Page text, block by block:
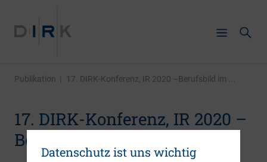
Publikation | 17. DIRK-Konferenz, IR 2020 –Berufsbild im ...
17. DIRK-Konferenz, IR 2020 –
Berufsbild im Wandel
Datenschutz ist uns wichtig